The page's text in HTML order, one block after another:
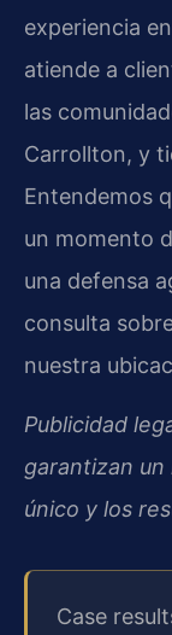
experiencia
atiende a
las
Carrollton, y
Entendemos
un momento
una defensa
consulta
nuestra
Publicidad
garantizan un
único y los
Case